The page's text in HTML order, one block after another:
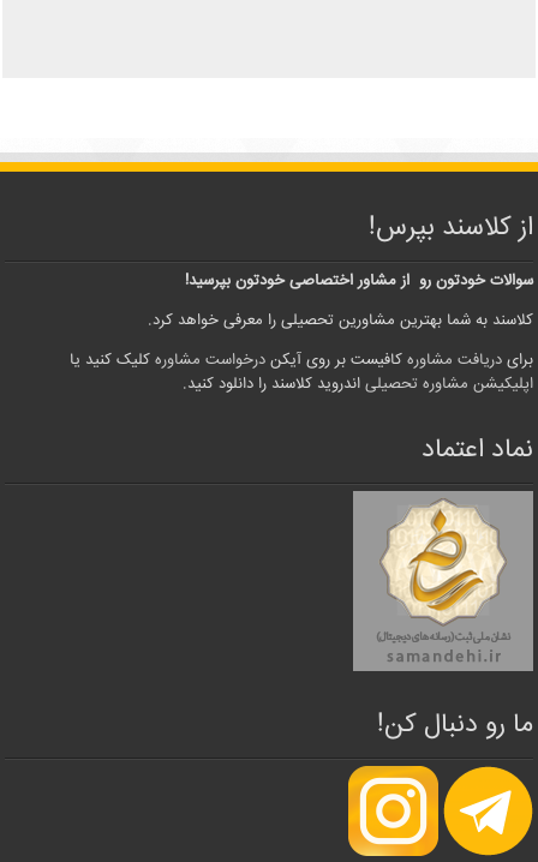
از کلاسند بپرس!
سوالات خودتون رو از مشاور اختصاصی خودتون بپرسید!
کلاسند به شما بهترین مشاورین تحصیلی را معرفی خواهد کرد.
برایدریافت مشاوره کافیست بر روی آیکندرخواست مشاوره کلیک کنید یا
اپلیکیشن مشاوره تحصیلی اندروید کلاسند را دانلود کنید.
نماد اعتماد
ما رو دنبال کن!